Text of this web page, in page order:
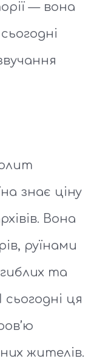
— вона
знає ціну
Вона
руїнами
та
сьогодні ця
жителів.